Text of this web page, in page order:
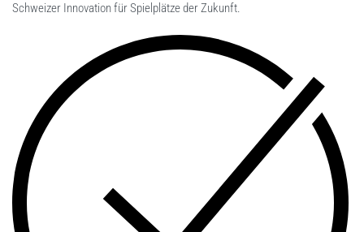
Schweizer Innovation für Spielplätze der Zukunft.